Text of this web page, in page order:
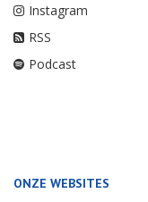
Instagram
RSS
Podcast
ONZE WEBSITES